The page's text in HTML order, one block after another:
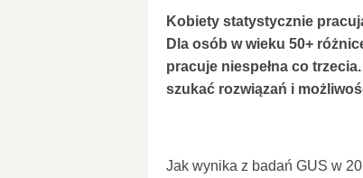
Kobiety statystycznie
Dla osób w wieku 50+
pracuje niespełna co
szukać rozwiązań i
Jak wynika z badań GUS w